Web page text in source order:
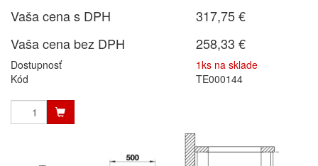
Vaša cena s DPH
317,75 €
Vaša cena bez DPH
258,33 €
Dostupnosť
1ks na sklade
Kód
TE000144